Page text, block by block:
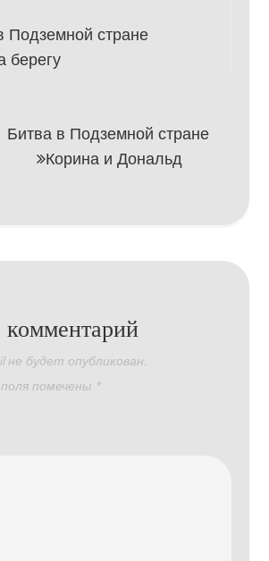
Подземной стране
берегу
Битва в Подземной стране
Корина и Дональд
комментарий
не будет опубликован.
помечены *